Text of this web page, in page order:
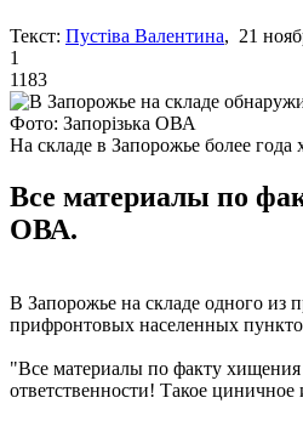
Текст: Пустіва Валентина, 21
1
1183
Фото: Запорізька ОВА
На складе в Запорожье более
Все материалы по
ОВА.
В Запорожье на складе одного из
прифронтовых населенных
"Все материалы по факту хищения
ответственности! Такое